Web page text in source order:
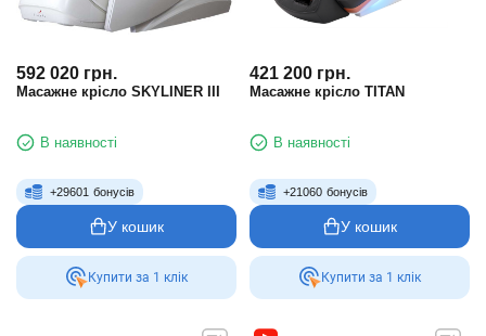
592 020 грн.
Масажне крісло SKYLINER III
В наявності
+29601 бонусів
У кошик
Купити за 1 клiк
421 200 грн.
Масажне крісло TITAN
В наявності
+21060 бонусів
У кошик
Купити за 1 клiк